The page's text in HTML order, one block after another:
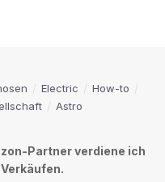
Electric
How-to
Astro
Partner verdiene ich